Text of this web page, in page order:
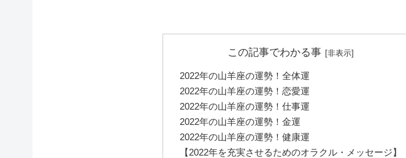
この記事でわかる事
2022年の山羊座の運勢！全体運
2022年の山羊座の運勢！恋愛運
2022年の山羊座の運勢！仕事運
2022年の山羊座の運勢！金運
2022年の山羊座の運勢！健康運
【2022年を充実させるためのオラクル・メッセージ】